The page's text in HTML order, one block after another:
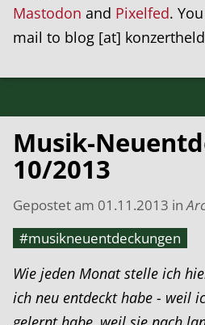
Mastodon and Pixelfed.
mail to blog [at]
Musik-
10/2013
Gepostet am 01.11.2013 in
#musikneuentdeckungen
Wie jeden Monat stelle ich
ich neu entdeckt habe - weil